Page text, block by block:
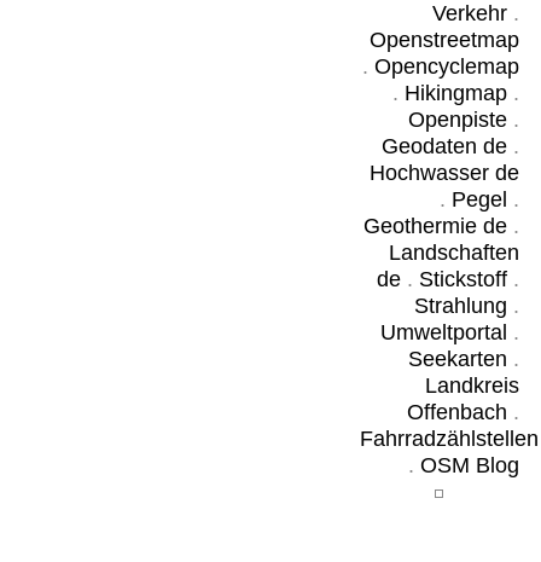
Verkehr.
Openstreetmap
. Opencyclemap
. Hikingmap.
Openpiste.
Geodaten de.
Hochwasser de
. Pegel .
Geothermie de.
Landschaften
de. Stickstoff.
Strahlung .
Umweltportal .
Seekarten .
Landkreis
Offenbach .
Fahrradzählstellen
. OSM Blog